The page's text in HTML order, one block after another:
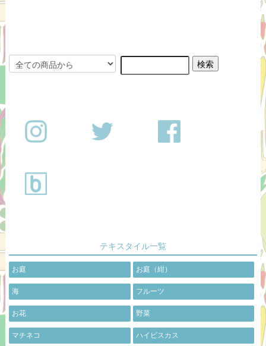
テキスタイル一覧
お庭 お庭（紺）
海 フルーツ
お花 野菜
マチネコ ハイビスカス